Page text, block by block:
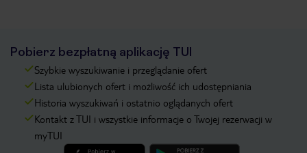
Pobierz bezpłatną aplikację TUI
Szybkie wyszukiwanie i przeglądanie ofert
Lista ulubionych ofert i możliwość ich udostępniania
Historia wyszukiwań i ostatnio oglądanych ofert
Kontakt z TUI i wszystkie informacje o Twojej rezerwacji w
myTUI